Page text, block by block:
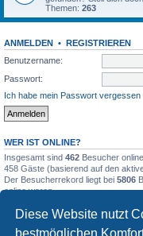
Diese Website nutzt
bestmöglichen
Themen: 263
ANMELDEN • REGISTRIEREN
Benutzername:
Passwort:
Ich habe mein Passwort vergessen
WER IST ONLINE?
Insgesamt sind 462 Besucher
458 Gäste (basierend auf den
Der Besucherrekord liegt bei 5806
online waren.
STATISTIK
Beiträge insgesamt342542•